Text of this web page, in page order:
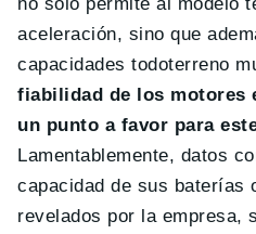
aceleración, sino que
capacidades todoterreno
fiabilidad de los motores
un punto a favor para
Lamentablemente, datos
capacidad de sus baterías
revelados por la empresa,